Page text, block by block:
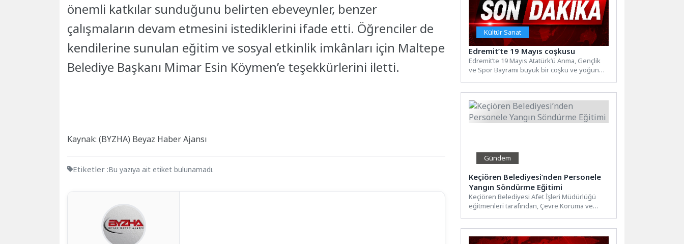
önemli katkılar sunduğunu belirten ebeveynler, benzer
çalışmaların devam etmesini istediklerini ifade etti. Öğrenciler de
kendilerine sunulan eğitim ve sosyal etkinlik imkânları için Maltepe
Belediye Başkanı Mimar Esin Köymen’e teşekkürlerini iletti.
Kaynak: (BYZHA) Beyaz Haber Ajansı
Etiketler :Bu yazıya ait etiket bulunamadı.
Kültür Sanat
Edremit’te 19 Mayıs coşkusu
Edremit’te 19 Mayıs Atatürk’ü Anma, Gençlik
ve Spor Bayramı büyük bir coşku ve yoğun
Gündem
Keçiören Belediyesi’nden Personele
Yangın Söndürme Eğitimi
Keçiören Belediyesi Afet İşleri Müdürlüğü
eğitmenleri tarafından, Çevre Koruma ve